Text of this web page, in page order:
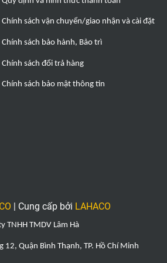
Chính sách vận chuyển/giao nhận và cài đặt
Chính sách bảo hành, Bảo trì
Chính sách đổi trả hàng
Chính sách bảo mật thông tin
Cung cấp bởi LAHACO
TNHH TMDV Lâm Hà
Quận Bình Thạnh, TP. Hồ Chí Minh